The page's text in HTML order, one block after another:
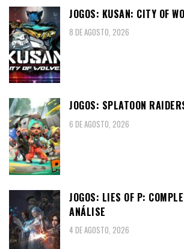
JOGOS: KUSAN: CITY OF
8 DE AGOSTO, 2026
JOGOS: SPLATOON
6 DE AGOSTO, 2026
JOGOS: LIES OF P:
ANÁLISE
4 DE AGOSTO, 2026